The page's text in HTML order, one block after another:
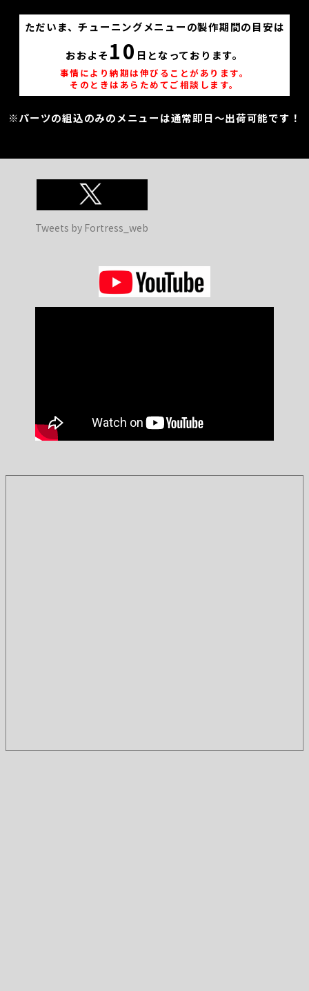
ただいま、チューニングメニューの製作期間の目安は
おおよそ 10 日となっております。
事情により納期は伸びることがあります。
そのときはあらためてご相談します。
※パーツの組込のみのメニューは通常即日～出荷可能です！
Tweets by Fortress_web